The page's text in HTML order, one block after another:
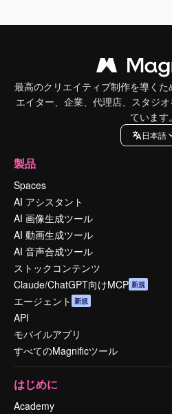
最高のクリエイティブ制作を導く
エイター、企業、代理店、スタジ
ています。
日本語
製品
Spaces
AI アシスタント
AI 画像生成ツール
AI 動画生成ツール
AI 音声合成ツール
ストックコンテンツ
Claude/ChatGPT向けMCP 新規
エージェント 新規
API
モバイルアプリ
すべてのMagnificツール
はじめに
Academy